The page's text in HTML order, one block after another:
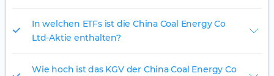
In welchen ETFs ist die China Coal Energy Co
Ltd-Aktie enthalten?
Wie hoch ist das KGV der China Coal Energy Co